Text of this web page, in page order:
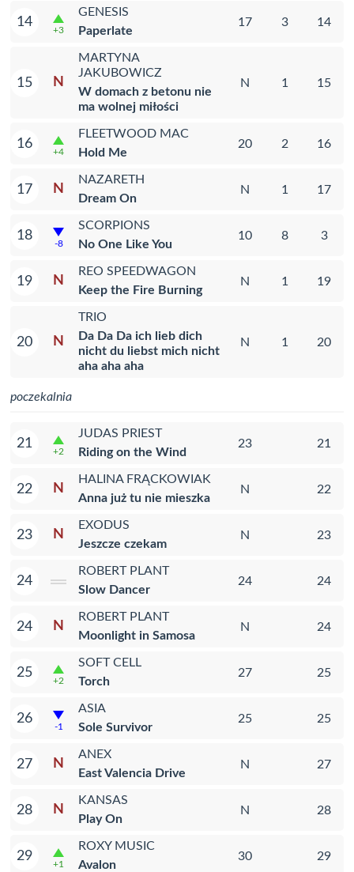
14
+3
GENESIS
Paperlate
17 3 14
15 N
MARTYNA
JAKUBOWICZ
W domach z betonu nie
ma wolnej miłości
N 1 15
16
+4
FLEETWOOD MAC
Hold Me
20 2 16
17 N
NAZARETH
Dream On
N 1 17
18
-8
SCORPIONS
No One Like You
10 8 3
19 N
REO SPEEDWAGON
Keep the Fire Burning
N 1 19
20 N
TRIO
Da Da Da ich lieb dich
nicht du liebst mich nicht
aha aha aha
N 1 20
poczekalnia
21
+2
JUDAS PRIEST
Riding on the Wind
23 21
22 N
HALINA FRĄCKOWIAK
Anna już tu nie mieszka
N 22
23 N
EXODUS
Jeszcze czekam
N 23
24
ROBERT PLANT
Slow Dancer
24 24
24 N
ROBERT PLANT
Moonlight in Samosa
N 24
25
+2
SOFT CELL
Torch
27 25
26
-1
ASIA
Sole Survivor
25 25
27 N
ANEX
East Valencia Drive
N 27
28 N
KANSAS
Play On
N 28
29
+1
ROXY MUSIC
Avalon
30 29